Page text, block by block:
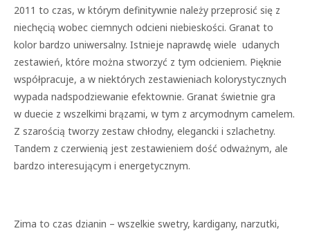
2011 to czas, w którym definitywnie należy przeprosić się z
niechęcią wobec ciemnych odcieni niebieskości. Granat to
kolor bardzo uniwersalny. Istnieje naprawdę wiele udanych
zestawień, które można stworzyć z tym odcieniem. Pięknie
współpracuje, a w niektórych zestawieniach kolorystycznych
wypada nadspodziewanie efektownie. Granat świetnie gra
w duecie z wszelkimi brązami, w tym z arcymodnym camelem.
Z szarością tworzy zestaw chłodny, elegancki i szlachetny.
Tandem z czerwienią jest zestawieniem dość odważnym, ale
bardzo interesującym i energetycznym.
Zima to czas dzianin – wszelkie swetry, kardigany, narzutki,